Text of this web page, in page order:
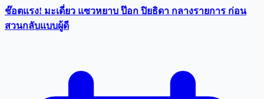
ช๊อตแรง! มะเดี่ยว แซวหยาบ ป๊อก ปิยธิดา กลางรายการ ก่อน
สวนกลับแบบผู้ดี